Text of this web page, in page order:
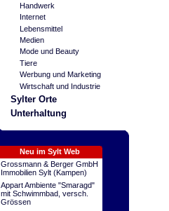
Handwerk
Internet
Lebensmittel
Medien
Mode und Beauty
Tiere
Werbung und Marketing
Wirtschaft und Industrie
Sylter Orte
Unterhaltung
Neu im Sylt Web
Grossmann & Berger GmbH
Immobilien Sylt (Kampen)
Appart Ambiente "Smaragd"
mit Schwimmbad, versch.
Grössen